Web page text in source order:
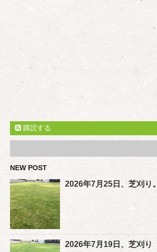
購読する
NEW POST
2026年7月25日、芝刈り。
2026年7月19日、芝刈り